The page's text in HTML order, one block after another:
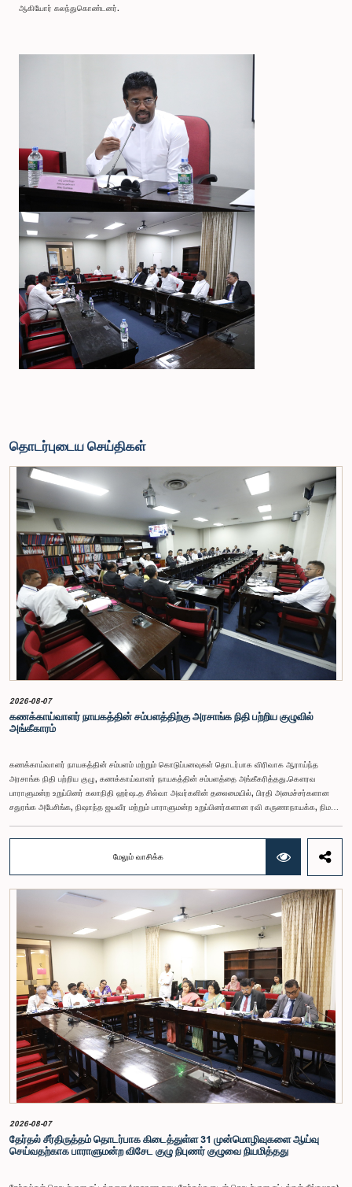
ஆகியோர் கலந்துகொண்டனர்.
தொடர்புடைய செய்திகள்
2026-08-07
கணக்காய்வாளர் நாயகத்தின் சம்பளத்திற்கு அரசாங்க நிதி பற்றிய குழுவில்
அங்கீகாரம்
கணக்காய்வாளர் நாயகத்தின் சம்பளம் மற்றும் கொடுப்பனவுகள் தொடர்பாக விரிவாக ஆராய்ந்த
அரசாங்க நிதி பற்றிய குழு, கணக்காய்வாளர் நாயகத்தின் சம்பளத்தை அங்கீகரித்தது.கௌரவ
பாராளுமன்ற உறுப்பினர் கலாநிதி ஹர்ஷ.த சில்வா அவர்களின் தலைமையில், பிரதி அமைச்சர்களான
சதுரங்க அபேசிங்க, நிஷாந்த ஜயவீர மற்றும் பாராளுமன்ற உறுப்பினர்களான ரவி கருணாநாயக்க, நிமல்
நிதி பற்றிய குழுக் கூட்டத்திலேயே இந்த அங்கீகாரம் வழங்கப்பட்டது.இலங்கை ஜனநாயக சோசலிசக்
குடியரசின் அரசியலமைப்பின் 153(2) ஆம் உறுப்புரையின் பிரகாரம், கணக்காய்வாளர் நாயகத்தின்
சம்பளம் தொடர்பான பிரேரணை குழுவின் கவனத்திற்கு கொண்டு வரப்பட்டது.இதன்போது,
கணக்காய்வாளர் நாயகத்தின் பொறுப்புகள், அரச நிதி மேற்பார்வை மற்றும் கணக்காய்வுத் துறையின்
சுயாதீனத் தன்மை உள்ளிட்ட விடயங்களை கருத்தில் கொண்டு, சம்பள மட்டம் தொடர்பாக குழுத்
தலைவர் உள்ளிட்ட உறுப்பினர்கள் தமது கருத்துகளையும் பரிந்துரைகளையும் முன்வைத்தனர்.மேலும்,
அரசியலமைப்பின் 170 ஆம் உறுப்புரையின் பிரகாரம், கணக்காய்வாளர் நாயகம் ஒரு அரசாங்க ஊழியர்
அல்ல என்பதையும், நடைமுறையில் உள்ள அரசாங்க சம்பள அளவுகோலுக்கு வெளியே இப்பதவிக்கான
சம்பளத்தை விசேடமாக பரிசீலிக்க முடியும் என்பதையும் குழு சுட்டிக்காட்டியது.முன்மொழியப்பட்ட சம்பளத்
தொகை, முன்னர் பதவி வகித்த கணக்காய்வாளர் நாயகங்களின் சம்பளங்களையும் கருத்தில் கொண்டு
நிர்ணயிக்கப்பட்டதாக அதிகாரிகள் தெரிவித்தனர். இதற்கு முன்னர், சம்பளங்கள் மற்றும் பணியாளர்
ஆணைக்குழுவே இத்தகைய சம்பளங்களை நிர்ணயித்து வந்த போதிலும், தற்போது அத்தகைய
ஆணைக்குழு இல்லையெனவும் அதிகாரிகள் குறிப்பிட்டனர்.கணக்காய்வாளர் நாயகத்திற்கான
முன்மொழியப்பட்ட சம்பள மட்டத்தை குழு அங்கீகரித்திருந்தாலும், அப்பதவிக்கு வழங்கப்பட்டுள்ள
பொறுப்புகள் மற்றும் கடமைகளின் முக்கியத்துவத்தை கருத்தில் கொண்டு, அந்தச் சம்பளம் மேலும்
உயர்ந்த மட்டத்தில் இருக்க வேண்டும் என்ற கருத்தை குழுத் தலைவர் உள்ளிட்ட உறுப்பினர்கள்
முன்வைத்தனர்.அதன்படி, எதிர்காலத்தில் இச்சம்பள மட்டம் தொடர்பாக மேலும் கவனம் செலுத்தி
தேவையான தீர்மானங்கள் எடுக்கப்பட வேண்டியதன் அவசியம் குழுவில் வலியுறுத்தப்பட்டது. மேலும்,
நிரந்தரமானதும் சுயாதீனமானதுமான சம்பள மற்றும் பணியாளர் ஆணைக்குழுவை நிறுவுவதற்கான
யோசனையையும் குழுத் தலைவர் முன்வைத்தார்.
மேலும் வாசிக்க
2026-08-07
தேர்தல் சீர்திருத்தம் தொடர்பாக கிடைத்துள்ள 31 முன்மொழிவுகளை ஆய்வு
செய்வதற்காக பாராளுமன்ற விசேட குழு நிபுணர் குழுவை நியமித்தது